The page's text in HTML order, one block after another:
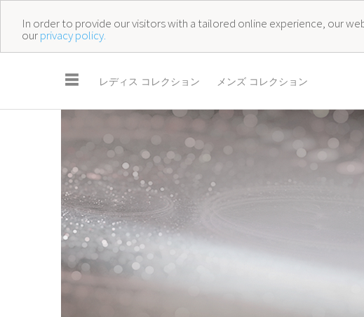
In order to provide our visitors with a tailored online experience, our
ourprivacy policy.
☰ レディス コレクション メンズ コレクション